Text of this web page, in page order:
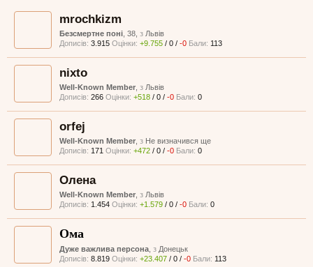
mrochkizm
Безсмертне поні , 38, з Львів
Дописів: 3.915 Оцінки: +9.755 / 0 / -0 Бали: 113
nixto
Well-Known Member з Львів
Дописів: 266 Оцінки: +518 / 0 / -0 Бали: 0
orfej
Well-Known Member з Не визначився ще
Дописів: 171 Оцінки: +472 / 0 / -0 Бали: 0
Оленa
Well-Known Member з Львів
Дописів: 1.454 Оцінки: +1.579 / 0 / -0 Бали: 0
Ома
Дуже важлива персона з Донецьк
Дописів: 8.819 Оцінки: +23.407 / 0 / -0 Бали: 113